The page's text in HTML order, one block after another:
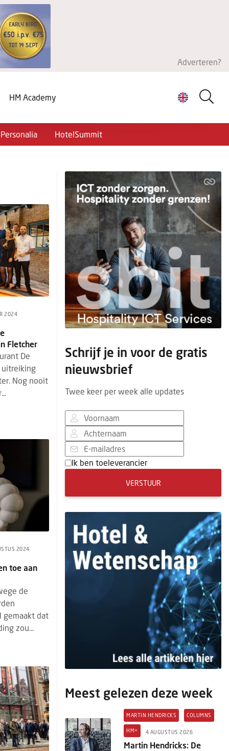
Adverteren?
HM Academy
Personalia HotelSummit
2024
Fletcher
De
uitreiking
Nog nooit
2024
toe aan
de
gemaakt dat
zou...
Schrijf je in voor de gratis
nieuwsbrief
Twee keer per week alle updates
Ik ben toeleverancier
VERSTUUR
Meest gelezen deze week
MARTIN HENDRICKS COLUMNS
HM+ 4 AUGUSTUS 2026
Martin Hendricks: De